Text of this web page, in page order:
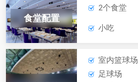
食堂配置
2个食堂
小吃
室内篮球场
足球场